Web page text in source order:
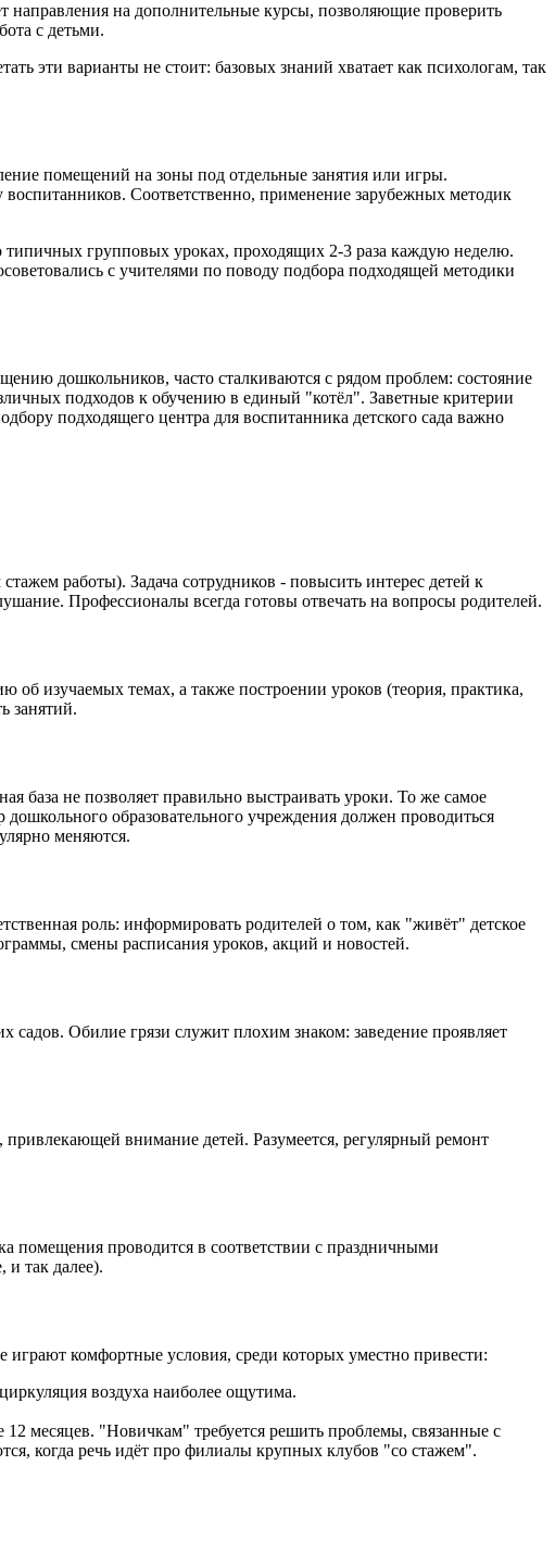
на дополнительные курсы, позволяющие проверить
с детьми.
эти варианты не стоит: базовых знаний хватает как психологам, так
помещений на зоны под отдельные занятия или игры.
Соответственно, применение зарубежных методик
типичных групповых уроках, проходящих 2-3 раза каждую неделю.
с учителями по поводу подбора подходящей методики
дошкольников, часто сталкиваются с рядом проблем: состояние
подходов к обучению в единый "котёл". Заветные критерии
подходящего центра для воспитанника детского сада важно
работы). Задача сотрудников - повысить интерес детей к
Профессионалы всегда готовы отвечать на вопросы родителей.
изучаемых темах, а также построении уроков (теория, практика,
занятий.
база не позволяет правильно выстраивать уроки. То же самое
образовательного учреждения должен проводиться
меняются.
роль: информировать родителей о том, как "живёт" детское
смены расписания уроков, акций и новостей.
садов. Обилие грязи служит плохим знаком: заведение проявляет
внимание детей. Разумеется, регулярный ремонт
помещения проводится в соответствии с праздничными
так далее).
комфортные условия, среди которых уместно привести:
воздуха наиболее ощутима.
месяцев. "Новичкам" требуется решить проблемы, связанные с
когда речь идёт про филиалы крупных клубов "со стажем".